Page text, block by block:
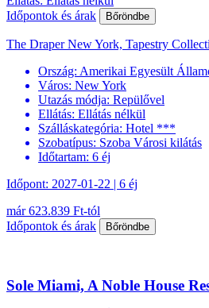
Időpontok és árak
Bőröndbe
The Draper New York, Tapestry
Ország: Amerikai Egyesült
Város: New York
Utazás módja: Repülővel
Ellátás: Ellátás nélkül
Szálláskategória: Hotel ***
Szobatípus: Szoba Városi kilátás
Időtartam: 6 éj
Időpont: 2027-01-22 | 6 éj
már 623.839 Ft-tól
Időpontok és árak
Bőröndbe
Sole Miami, A Noble House